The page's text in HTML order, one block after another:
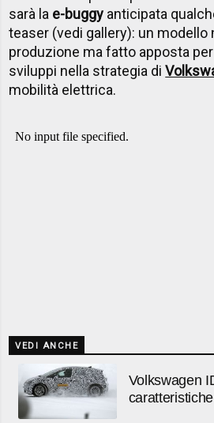
sarà la e-buggy anticipata
teaser (vedi gallery): un modello
produzione ma fatto apposta
sviluppi nella strategia di
mobilità elettrica.
VEDI ANCHE
Volkswagen